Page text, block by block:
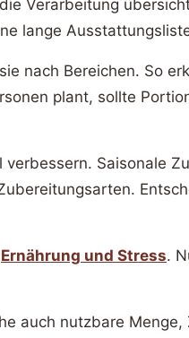
Verarbeitung
lange
nach Bereichen. So
plant, sollte
Saisonale
Ernährung und Stress.
auch nutzbare